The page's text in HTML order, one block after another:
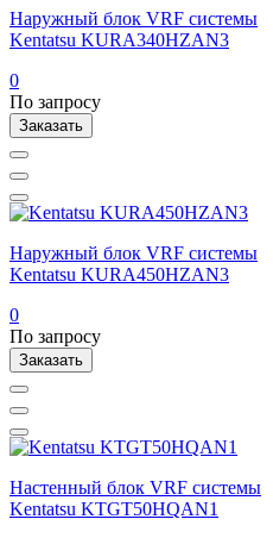
Наружный блок VRF системы
Kentatsu KURA340HZAN3
0
По запросу
Заказать
Наружный блок VRF системы
Kentatsu KURA450HZAN3
0
По запросу
Заказать
Настенный блок VRF системы
Kentatsu KTGT50HQAN1